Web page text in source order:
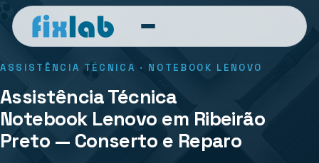
ASSISTÊNCIA TÉCNICA · NOTEBOOK LENOVO
Assistência Técnica
Notebook Lenovo em Ribeirão
Preto — Conserto e Reparo